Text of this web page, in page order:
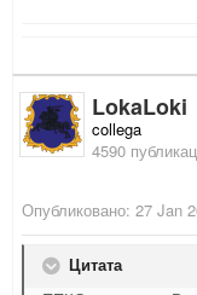
LokaLoki
collega
4590
Опубликовано: 27 Jan
Цитата